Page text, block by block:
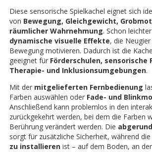
Diese sensorische Spielkachel eignet sich
von Bewegung, Gleichgewicht,
räumlicher Wahrnehmung. Schon
dynamische visuelle Effekte, die
Bewegung motivieren. Dadurch ist die
geeignet für Förderschulen, sensorische
Therapie- und Inklusionsumgebungen.
Mit der mitgelieferten Fernbedienung
Farben auswählen oder Fade- und
Anschließend kann problemlos in den
zurückgekehrt werden, bei dem die Farben
Berührung verändert werden. Die
sorgt für zusätzliche Sicherheit, während die
zu installieren ist – auf dem Boden, an